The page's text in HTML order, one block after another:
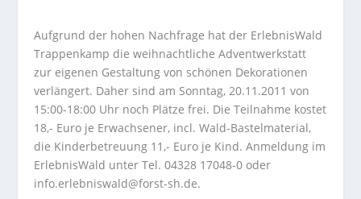
Aufgrund der hohen Nachfrage hat der ErlebnisWald
Trappenkamp die weihnachtliche Adventwerkstatt
zur eigenen Gestaltung von schönen Dekorationen
verlängert. Daher sind am Sonntag, 20.11.2011 von
15:00-18:00 Uhr noch Plätze frei. Die Teilnahme kostet
18,- Euro je Erwachsener, incl. Wald-Bastelmaterial,
die Kinderbetreuung 11,- Euro je Kind. Anmeldung im
ErlebnisWald unter Tel. 04328 17048-0 oder
info.erlebniswald@forst-sh.de.